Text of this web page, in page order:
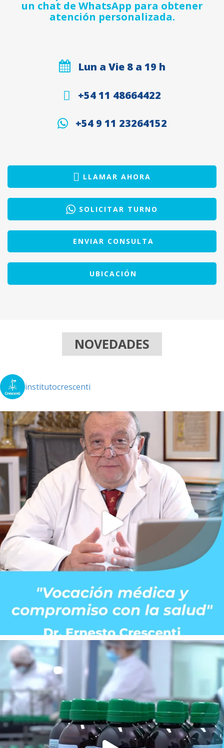
un chat de WhatsApp para obtener
atención personalizada.
Lun a Vie 8 a 19 h
+54 11 48664422
+54 9 11 23264152
LLAMAR AHORA
SOLICITAR TURNO
ENVIAR CONSULTA
UBICACIÓN
NOVEDADES
institutocrescenti